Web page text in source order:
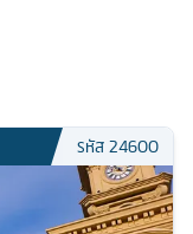
รหัส24600